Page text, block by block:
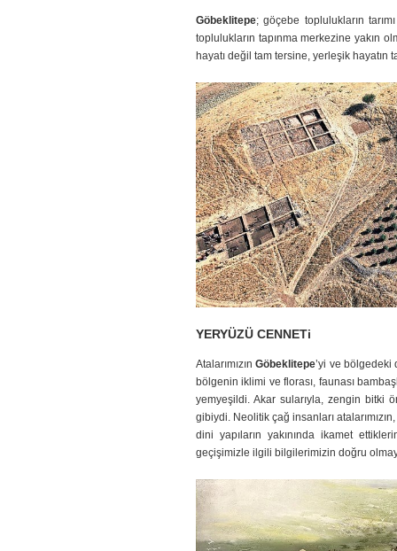
Göbeklitepe; göçebe toplulukların
toplulukların tapınma merkezine yakın
hayatı değil tam tersine, yerleşik hayatın
YERYÜZÜ CENNETi
AtalarımızınGöbeklitepe’yi ve bölgedeki
bölgenin iklimi ve florası, faunası
yemyeşildi. Akar sularıyla, zengin bitki
gibiydi. Neolitik çağ insanları
dini yapıların yakınında ikamet
geçişimizle ilgili bilgilerimizin doğru